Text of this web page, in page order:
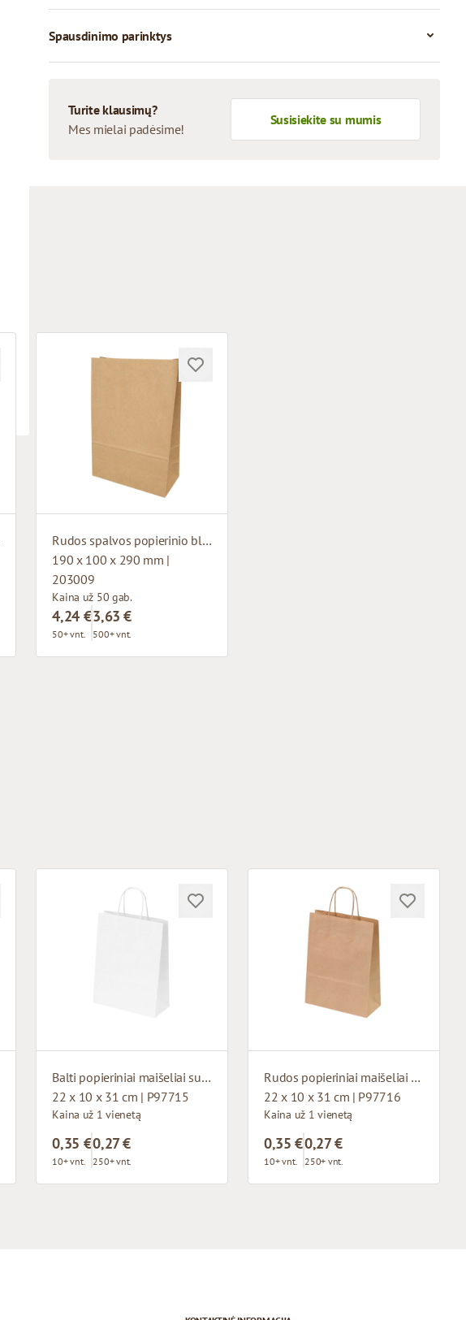
Spausdinimo parinktys
Turite klausimų?
Mes mielai padėsime!
Susisiekite su mumis
Rudos spalvos popierinio bloko apatinis maišelis
190 x 100 x 290 mm |
203009
Kaina už 50 gab.
4,24 €
50+ vnt.
3,63 €
500+ vnt.
Balti popieriniai maišeliai su susuktomis rankenomis
22 x 10 x 31 cm | P97715
Kaina už 1 vienetą
0,35 €
10+ vnt.
0,27 €
250+ vnt.
Rudos popieriniai maišeliai su susuktomis rankenomis
22 x 10 x 31 cm | P97716
Kaina už 1 vienetą
0,35 €
10+ vnt.
0,27 €
250+ vnt.